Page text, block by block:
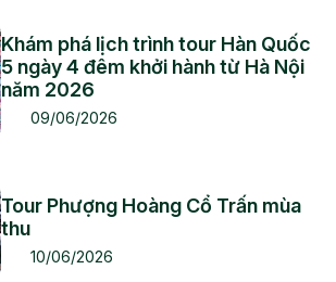
Khám phá lịch trình tour Hàn Quốc
5 ngày 4 đêm khởi hành từ Hà Nội
năm 2026
09/06/2026
Tour Phượng Hoàng Cổ Trấn mùa
thu
10/06/2026